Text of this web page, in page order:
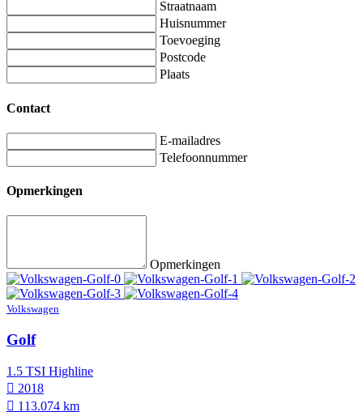
Straatnaam
Huisnummer
Toevoeging
Postcode
Plaats
Contact
E-mailadres
Telefoonnummer
Opmerkingen
Opmerkingen
Volkswagen
Golf
1.5 TSI Highline
2018
113.074 km